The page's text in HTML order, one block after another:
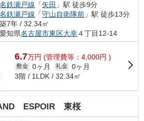
名鉄瀬戸線 「矢田 」駅 徒歩9分
名鉄瀬戸線 「守山自衛隊前 」駅 徒歩13分
築7年 / 32.34㎡
愛知県名古屋市東区大幸４丁目12-14
6.7万円 (管理費等：4,000円 )
敷金 0ヶ月 礼金 0ヶ月
3階 / 1LDK / 32.34㎡
ESPOIR 東桜